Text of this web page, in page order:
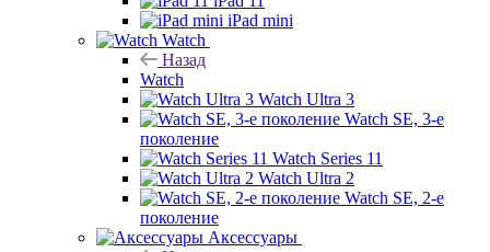
iPad mini
Watch
Назад
Watch
Watch Ultra 3
Watch SE, 3-е
поколение
Watch Series 11
Watch Ultra 2
Watch SE, 2-е
поколение
Аксессуары